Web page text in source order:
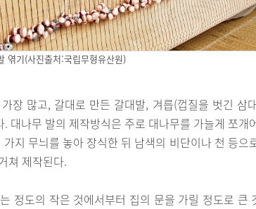
엮기(사진출처:국립무형유산원)
장 많고, 갈대로 만든 갈대발, 겨릅(껍질을 벗긴 삼
대나무 발의 제작방식은 주로 대나무를 가늘게 쪼개
지 무늬를 놓아 장식한 뒤 남색의 비단이나 천 등으
쳐 제작된다.
정도의 작은 것에서부터 집의 문을 가릴 정도로 큰